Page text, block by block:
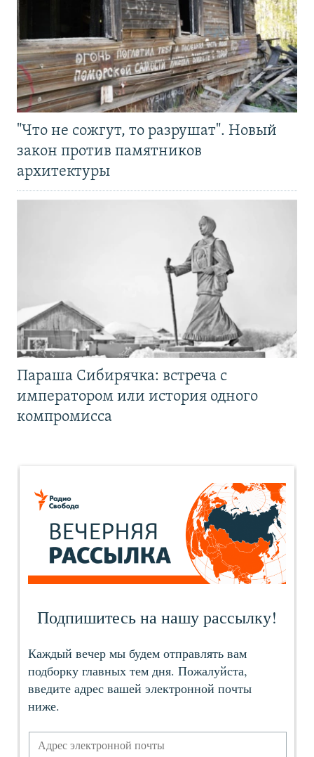
"Что не сожгут, то разрушат". Новый
закон против памятников
архитектуры
Параша Сибирячка: встреча с
императором или история одного
компромисса